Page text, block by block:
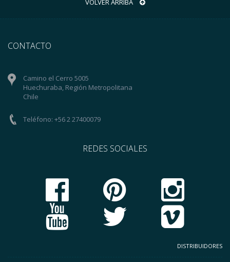
VOLVER ARRIBA
CONTACTO
Camino el Cerro 5005
Huechuraba, Región Metropolitana
Chile
Teléfono: +56 2 27400079
REDES SOCIALES
DISTRIBUIDORES